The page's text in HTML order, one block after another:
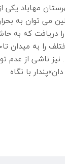
مهاباد یکی
می توان به
دریافت که به
را به میدان
ناشی از عدم
با نگاه